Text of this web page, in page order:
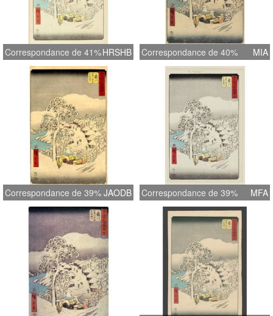
Correspondance de 41%HRSHB Correspondance de 40% MIA
Correspondance de 39% JAODB Correspondance de 39% MFA